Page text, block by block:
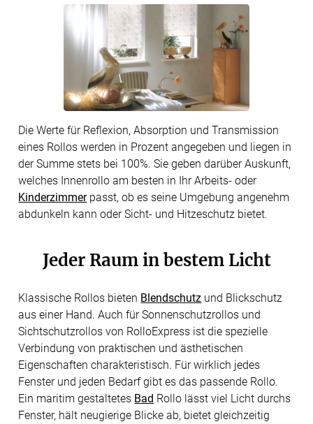
Die Werte für Reflexion, Absorption und Transmission
eines Rollos werden in Prozent angegeben und liegen in
der Summe stets bei 100%. Sie geben darüber Auskunft,
welches Innenrollo am besten in Ihr Arbeits- oder
Kinderzimmerpasst, ob es seine Umgebung angenehm
abdunkeln kann oder Sicht- und Hitzeschutz bietet.
Jeder Raum in bestem Licht
Klassische Rollos bieten Blendschutz und Blickschutz
aus einer Hand. Auch für Sonnenschutzrollos und
Sichtschutzrollos von RolloExpress ist die spezielle
Verbindung von praktischen und ästhetischen
Eigenschaften charakteristisch. Für wirklich jedes
Fenster und jeden Bedarf gibt es das passende Rollo.
Ein maritim gestaltetes Bad Rollo lässt viel Licht durchs
Fenster, hält neugierige Blicke ab, bietet gleichzeitig